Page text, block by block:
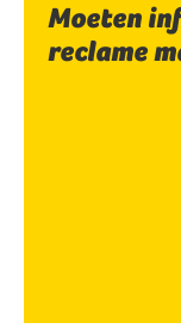
Moeten
reclame